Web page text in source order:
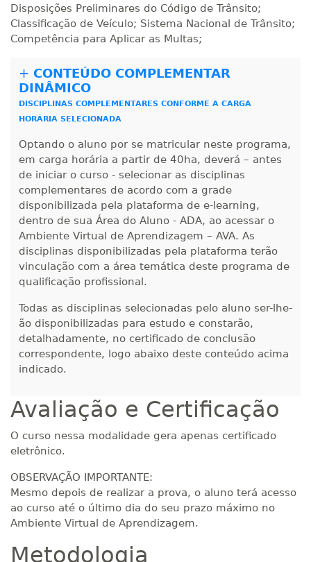
240 H 30 dias 90 dias
R$ 1.189,66
260 H 33dias
R$ 1.288,78
280 H 35 dias 120dias
Matricular
300 H 38 dias 120dias
R$ 1.487,06
Matricular
320 H 40dias 120dias
R$ 1.586,20
Matricular
340 H 43dias 120dias
Matricular
360 H 45dias 120dias
R$ 1.784,48
380 H 48 dias 150dias
R$ 1.883,61
Matricular
50
420 H 53dias 150dias
R$ 2.082,12
Disposições Preliminares do Código de Trânsito;
Classificação de Veículo; Sistema Nacional de Trânsito;
Competência para Aplicar as Multas;
+ CONTEÚDO COMPLEMENTAR
DINÂMICO
DISCIPLINAS COMPLEMENTARES CONFORME A CARGA
HORÁRIA SELECIONADA
Optando o aluno por se matricular neste programa,
em carga horária a partir de 40ha, deverá – antes
de iniciar o curso - selecionar as disciplinas
complementares de acordo com a grade
disponibilizada pela plataforma de e-learning,
dentro de sua Área do Aluno - ADA, ao acessar o
Ambiente Virtual de Aprendizagem – AVA. As
disciplinas disponibilizadas pela plataforma terão
vinculação com a área temática deste programa de
qualificação profissional.
Todas as disciplinas selecionadas pelo aluno ser-lhe-
ão disponibilizadas para estudo e constarão,
detalhadamente, no certificado de conclusão
correspondente, logo abaixo deste conteúdo acima
indicado.
Avaliação e Certificação
O curso nessa modalidade gera apenas certificado
eletrônico.
OBSERVAÇÃO IMPORTANTE:
Mesmo depois de realizar a prova, o aluno terá acesso
ao curso até o último dia do seu prazo máximo no
Ambiente Virtual de Aprendizagem.
Metodologia